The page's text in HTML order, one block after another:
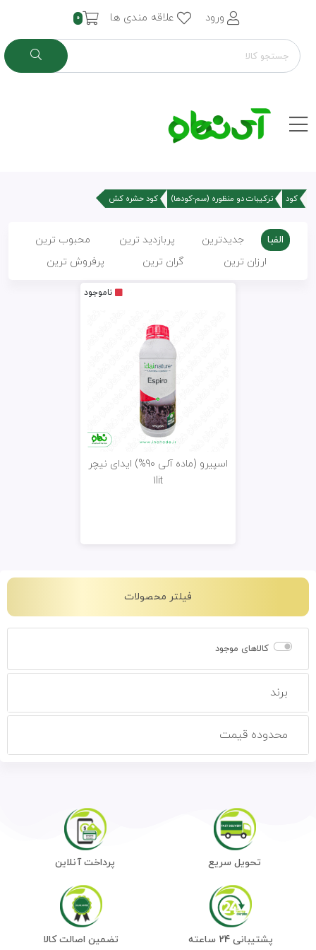
ورود علاقه مندی ها 0
کود ترکیبات دو منظوره (سم-کودها) کود حشره کش
فیلتر محصولات
کالاهای موجود
برند
محدوده قیمت
الفبا جدیدترین پربازدید ترین
محبوب ترین
ارزان ترین
گران ترین پرفروش ترین
ناموجود
اسپیرو (ماده آلی 90%) ایدای نیچر
1lit
تحویل سریع پرداخت آنلاین
پشتیبانی 24 ساعته تضمین اصالت کالا